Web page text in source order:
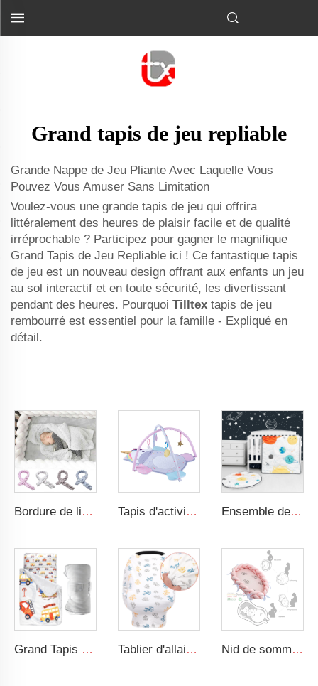
Grand tapis de jeu repliable
Grande Nappe de Jeu Pliante Avec Laquelle Vous
Pouvez Vous Amuser Sans Limitation
Voulez-vous une grande tapis de jeu qui offrira
littéralement des heures de plaisir facile et de qualité
irréprochable ? Participez pour gagner le magnifique
Grand Tapis de Jeu Repliable ici ! Ce fantastique tapis
de jeu est un nouveau design offrant aux enfants un jeu
au sol interactif et en toute sécurité, les divertissant
pendant des heures. Pourquoi Tilltex tapis de jeu
rembourré est essentiel pour la famille - Expliqué en
détail.
Bordure de lit tressée pour bébé, nouée, moelleuse, adaptée aux tout-petits, nid de sommeil pour bébé, bordure de lit tressée pour nouveau-né Tapis d'activité pour le temps de ventre avec jouets sensoriels suspendus, conception animale, gymnase de jeu pour bébé Ensemble de literie pour bébé garçon espace cartoon 3 pièces Ensemble de literie pour bébé et chambre de nursery
Grand Tapis de Sieste Roulé Confortable avec Motif de Circulation avec Oreiller Amovible et Couverture Tablier d'allaitement en coton jersey, intimité 360 degrés, super doux Nid de sommeil pour bébé, lit tressé doux adapté aux nouveau-nés, berceau portable, convient comme nid pour bébé